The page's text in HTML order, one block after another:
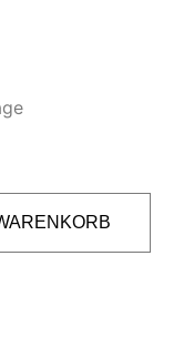
& Bearbeitung